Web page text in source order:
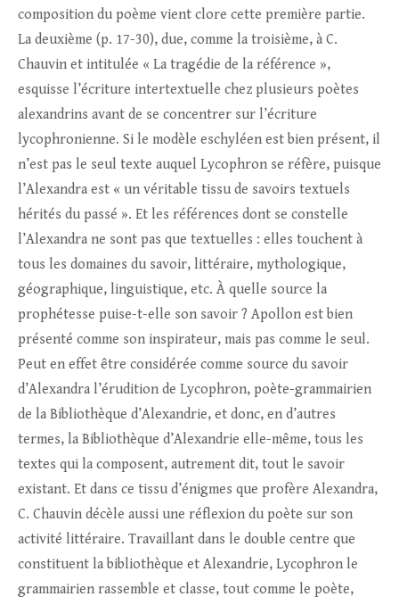
composition du poème vient clore cette première partie.
La deuxième (p. 17-30), due, comme la troisième, à C.
Chauvin et intitulée « La tragédie de la référence »,
esquisse l’écriture intertextuelle chez plusieurs poètes
alexandrins avant de se concentrer sur l’écriture
lycophronienne. Si le modèle eschyléen est bien présent, il
n’est pas le seul texte auquel Lycophron se réfère, puisque
l’Alexandra est « un véritable tissu de savoirs textuels
hérités du passé ». Et les références dont se constelle
l’Alexandra ne sont pas que textuelles : elles touchent à
tous les domaines du savoir, littéraire, mythologique,
géographique, linguistique, etc. À quelle source la
prophétesse puise-t-elle son savoir ? Apollon est bien
présenté comme son inspirateur, mais pas comme le seul.
Peut en effet être considérée comme source du savoir
d’Alexandra l’érudition de Lycophron, poète-grammairien
de la Bibliothèque d’Alexandrie, et donc, en d’autres
termes, la Bibliothèque d’Alexandrie elle-même, tous les
textes qui la composent, autrement dit, tout le savoir
existant. Et dans ce tissu d’énigmes que profère Alexandra,
C. Chauvin décèle aussi une réflexion du poète sur son
activité littéraire. Travaillant dans le double centre que
constituent la bibliothèque et Alexandrie, Lycophron le
grammairien rassemble et classe, tout comme le poète,